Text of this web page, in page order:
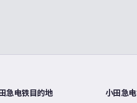
急电铁目的地 小田急